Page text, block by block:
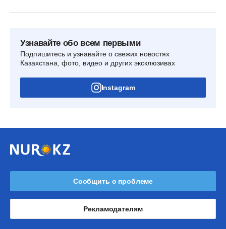
Узнавайте обо всем первыми
Подпишитесь и узнавайте о свежих новостях
Казахстана, фото, видео и других эксклюзивах
Instagram
Сообщить о проблеме
Рекламодателям